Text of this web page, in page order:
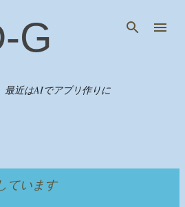
G
最近はAIでアプリ作りに
ています